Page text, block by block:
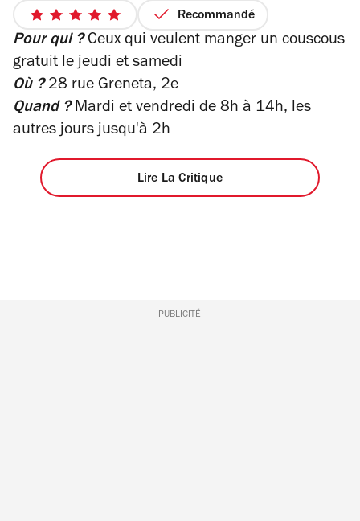
1
5
sur
5
étoiles
Recommandé
Pour qui ?Ceux qui veulent manger un couscous
gratuit le jeudi et samedi
Où ?28 rue Greneta, 2e
Quand ?Mardi et vendredi de 8h à 14h, les
autres jours jusqu'à 2h
Lire La Critique
PUBLICITÉ